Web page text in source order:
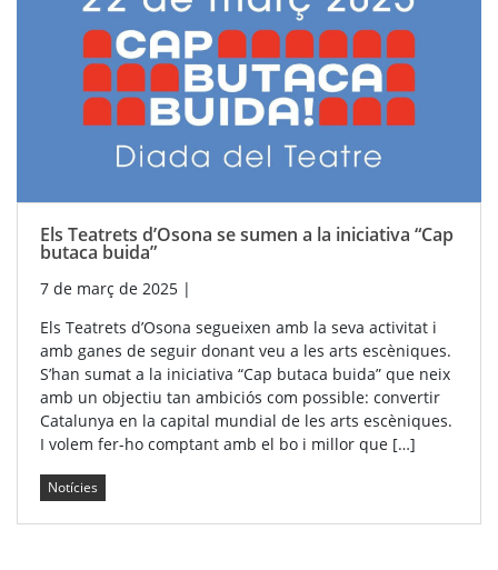
Els Teatrets d’Osona se sumen a la iniciativa “Cap
butaca buida”
7 de març de 2025 |
Els Teatrets d’Osona segueixen amb la seva activitat i
amb ganes de seguir donant veu a les arts escèniques.
S’han sumat a la iniciativa “Cap butaca buida” que neix
amb un objectiu tan ambiciós com possible: convertir
Catalunya en la capital mundial de les arts escèniques.
I volem fer-ho comptant amb el bo i millor que […]
Notícies